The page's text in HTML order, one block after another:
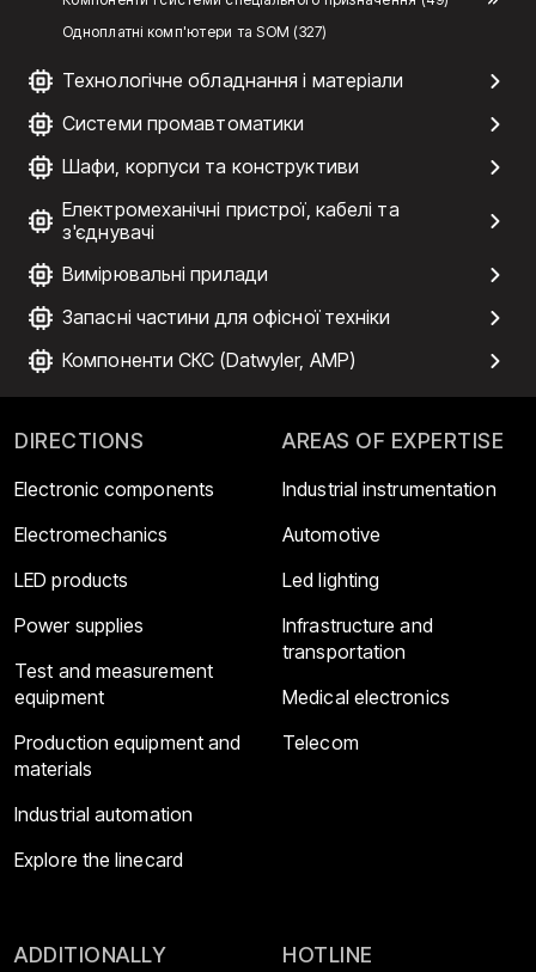
Одноплатні комп'ютери та SOM (327)
Технологічне обладнання і матеріали
Системи промавтоматики
Шафи, корпуси та конструктиви
Електромеханічні пристрої, кабелі та
з'єднувачі
Вимірювальні прилади
Запасні частини для офісної техніки
Компоненти СКС (Datwyler, AMP)
DIRECTIONS
Electronic components
Electromechanics
LED products
Power supplies
Test and measurement
equipment
Production equipment and
materials
Industrial automation
Explore the linecard
AREAS OF EXPERTISE
Industrial instrumentation
Automotive
Led lighting
Infrastructure and
transportation
Medical electronics
Telecom
ADDITIONALLY HOTLINE